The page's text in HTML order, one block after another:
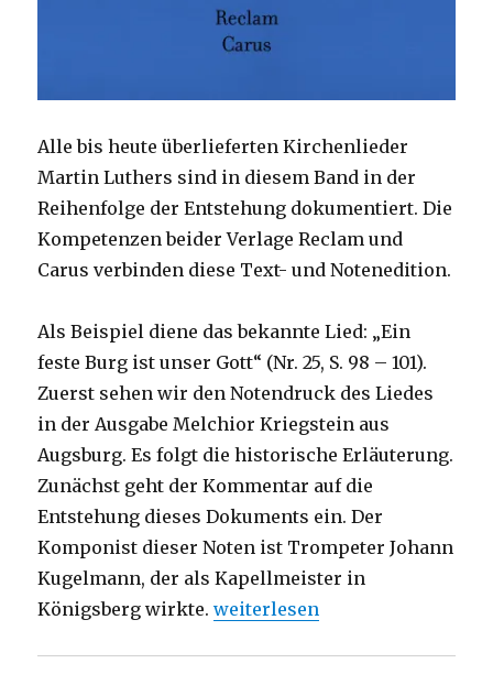
Alle bis heute überlieferten Kirchenlieder
Martin Luthers sind in diesem Band in der
Reihenfolge der Entstehung dokumentiert. Die
Kompetenzen beider Verlage Reclam und
Carus verbinden diese Text- und Notenedition.
Als Beispiel diene das bekannte Lied: „Ein
feste Burg ist unser Gott“ (Nr. 25, S. 98 – 101).
Zuerst sehen wir den Notendruck des Liedes
in der Ausgabe Melchior Kriegstein aus
Augsburg. Es folgt die historische Erläuterung.
Zunächst geht der Kommentar auf die
Entstehung dieses Dokuments ein. Der
Komponist dieser Noten ist Trompeter Johann
Kugelmann, der als Kapellmeister in
Königsberg wirkte.„Luthers Lieder –
weiterlesen